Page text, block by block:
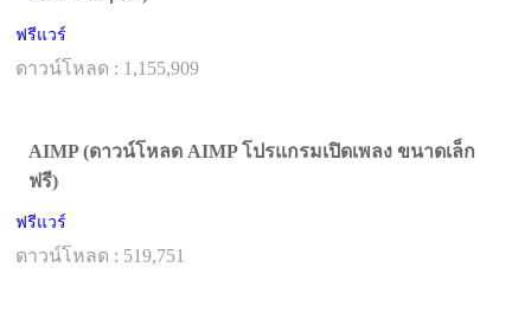
ฟรีแวร์
ดาวน์โหลด : 1,155,909
AIMP (ดาวน์โหลด AIMP โปรแกรมเปิดเพลง ขนาดเล็ก
ฟรี)
ฟรีแวร์
ดาวน์โหลด : 519,751